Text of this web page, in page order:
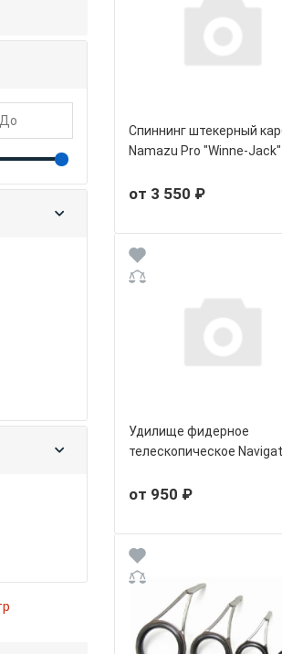
Спиннинг штекерный
Namazu Pro "Winne-
от 3 550 ₽
Удилище фидерное
телескопическое
от 950 ₽